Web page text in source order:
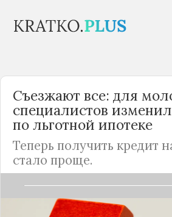
Съезжают все: для
специалистов
по льготной ипотеке
Теперь получить кредит
стало проще.
Читать в